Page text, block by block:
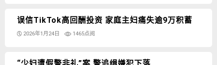
误信TikTok高回酬投资 家庭主妇痛失逾9万积蓄
2026年1月24日 1465点阅